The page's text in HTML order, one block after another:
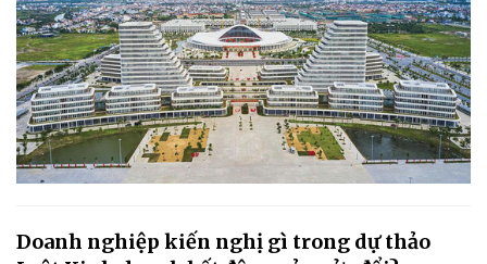
Doanh nghiệp kiến nghị gì trong dự thảo